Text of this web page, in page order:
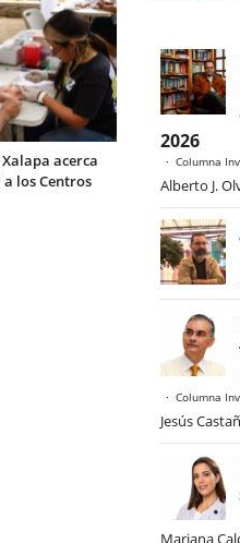
acerca
los Centros
2026
Columna
Alberto J.
Columna
Jesús
Mariana